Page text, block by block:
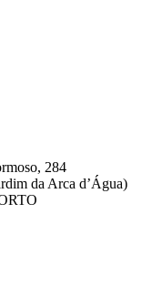
Formoso,
da Arca d’Água)